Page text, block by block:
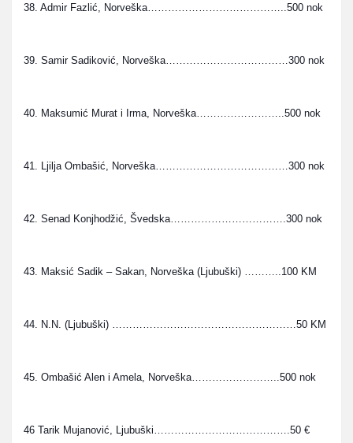
38. Admir Fazlić, Norveška…………………………………..500 nok
39. Samir Sadiković, Norveška………………………………300 nok
40. Maksumić Murat i Irma, Norveška……………………..500 nok
41. Ljilja Ombašić, Norveška…………………………………300 nok
42. Senad Konjhodžić, Švedska…………………………….300 nok
43. Maksić Sadik – Sakan, Norveška (Ljubuški) ………..100 KM
44. N.N. (Ljubuški) ………………………………………………50 KM
45. Ombašić Alen i Amela, Norveška……………………..500 nok
46 Tarik Mujanović, Ljubuški………………………………….50 €